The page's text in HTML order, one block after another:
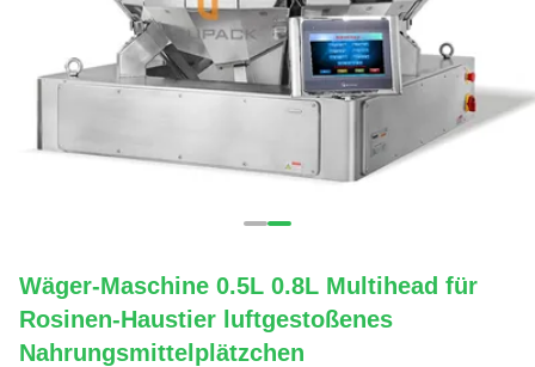
Wäger-Maschine 0.5L 0.8L Multihead für
Rosinen-Haustier luftgestoßenes
Nahrungsmittelplätzchen